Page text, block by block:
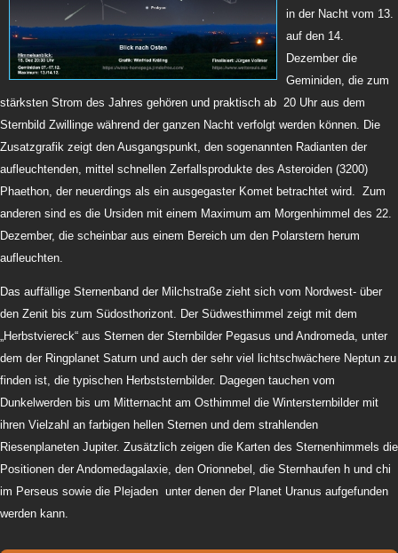
in der Nacht vom 13.
auf den 14.
Dezember die
Geminiden, die zum
stärksten Strom des Jahres gehören und praktisch ab 20 Uhr aus dem
Sternbild Zwillinge während der ganzen Nacht verfolgt werden können. Die
Zusatzgrafik zeigt den Ausgangspunkt, den sogenannten Radianten der
aufleuchtenden, mittel schnellen Zerfallsprodukte des Asteroiden (3200)
Phaethon, der neuerdings als ein ausgegaster Komet betrachtet wird. Zum
anderen sind es die Ursiden mit einem Maximum am Morgenhimmel des 22.
Dezember, die scheinbar aus einem Bereich um den Polarstern herum
aufleuchten.
Das auffällige Sternenband der Milchstraße zieht sich vom Nordwest- über
den Zenit bis zum Südosthorizont. Der Südwesthimmel zeigt mit dem
„Herbstviereck“ aus Sternen der Sternbilder Pegasus und Andromeda, unter
dem der Ringplanet Saturn und auch der sehr viel lichtschwächere Neptun zu
finden ist, die typischen Herbststernbilder. Dagegen tauchen vom
Dunkelwerden bis um Mitternacht am Osthimmel die Wintersternbilder mit
ihren Vielzahl an farbigen hellen Sternen und dem strahlenden
Riesenplaneten Jupiter. Zusätzlich zeigen die Karten des Sternenhimmels die
Positionen der Andomedagalaxie, den Orionnebel, die Sternhaufen h und chi
im Perseus sowie die Plejaden unter denen der Planet Uranus aufgefunden
werden kann.